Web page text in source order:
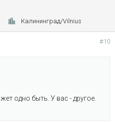
Калининград/Vilnius
#10
одно быть. У вас - другое.